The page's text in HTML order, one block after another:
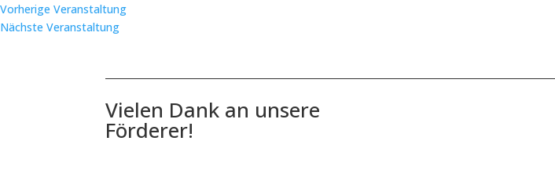
Vorherige Veranstaltung
Nächste Veranstaltung
Vielen Dank an unsere
Förderer!